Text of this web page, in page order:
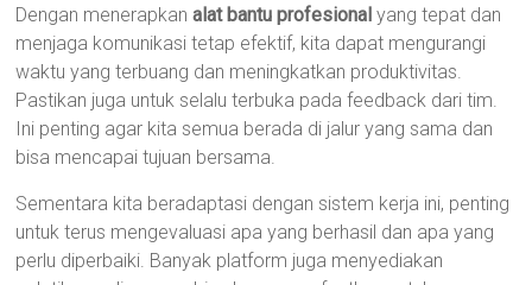
Dengan menerapkanalat bantu profesional yang tepat dan
menjaga komunikasi tetap efektif, kita dapat mengurangi
waktu yang terbuang dan meningkatkan produktivitas.
Pastikan juga untuk selalu terbuka pada feedback dari tim.
Ini penting agar kita semua berada di jalur yang sama dan
bisa mencapai tujuan bersama.
Sementara kita beradaptasi dengan sistem kerja ini, penting
untuk terus mengevaluasi apa yang berhasil dan apa yang
perlu diperbaiki. Banyak platform juga menyediakan